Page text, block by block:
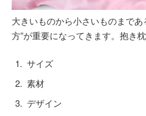
大きいものから小さいものまで
方”が重要になってきます。抱き
サイズ
素材
デザイン